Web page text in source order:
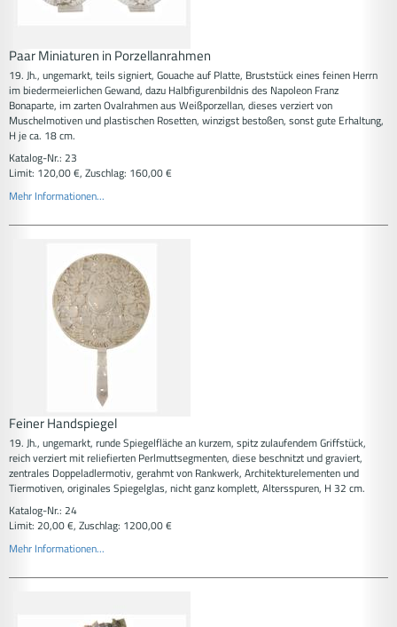
Paar Miniaturen in Porzellanrahmen
19. Jh., ungemarkt, teils signiert, Gouache auf Platte, Bruststück eines feinen Herrn
im biedermeierlichen Gewand, dazu Halbfigurenbildnis des Napoleon Franz
Bonaparte, im zarten Ovalrahmen aus Weißporzellan, dieses verziert von
Muschelmotiven und plastischen Rosetten, winzigst bestoßen, sonst gute Erhaltung,
H je ca. 18 cm.
Katalog-Nr.: 23
Limit: 120,00 €, Zuschlag: 160,00 €
Mehr Informationen...
Feiner Handspiegel
19. Jh., ungemarkt, runde Spiegelfläche an kurzem, spitz zulaufendem Griffstück,
reich verziert mit reliefierten Perlmuttsegmenten, diese beschnitzt und graviert,
zentrales Doppeladlermotiv, gerahmt von Rankwerk, Architekturelementen und
Tiermotiven, originales Spiegelglas, nicht ganz komplett, Altersspuren, H 32 cm.
Katalog-Nr.: 24
Limit: 20,00 €, Zuschlag: 1200,00 €
Mehr Informationen...